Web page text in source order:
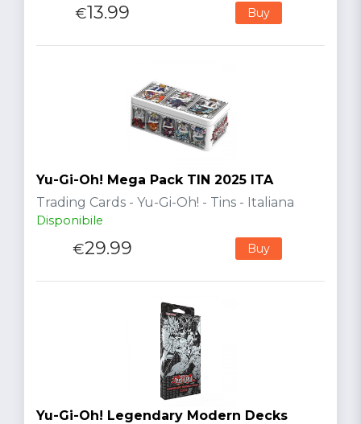
€13.99 Buy
Yu-Gi-Oh! Mega Pack TIN 2025 ITA
Trading Cards - Yu-Gi-Oh! - Tins - Italiana
Disponibile
€29.99 Buy
Yu-Gi-Oh! Legendary Modern Decks